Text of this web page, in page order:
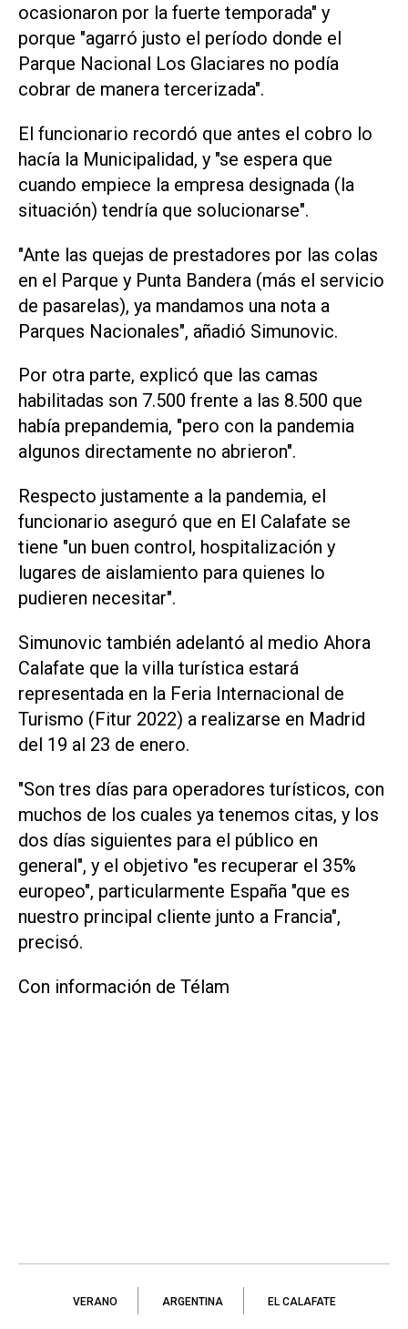
ocasionaron por la fuerte temporada" y
porque "agarró justo el período donde el
Parque Nacional Los Glaciares no podía
cobrar de manera tercerizada".
El funcionario recordó que antes el cobro lo
hacía la Municipalidad, y "se espera que
cuando empiece la empresa designada (la
situación) tendría que solucionarse".
"Ante las quejas de prestadores por las colas
en el Parque y Punta Bandera (más el servicio
de pasarelas), ya mandamos una nota a
Parques Nacionales", añadió Simunovic.
Por otra parte, explicó que las camas
habilitadas son 7.500 frente a las 8.500 que
había prepandemia, "pero con la pandemia
algunos directamente no abrieron".
Respecto justamente a la pandemia, el
funcionario aseguró que en El Calafate se
tiene "un buen control, hospitalización y
lugares de aislamiento para quienes lo
pudieren necesitar".
Simunovic también adelantó al medio Ahora
Calafate que la villa turística estará
representada en la Feria Internacional de
Turismo (Fitur 2022) a realizarse en Madrid
del 19 al 23 de enero.
"Son tres días para operadores turísticos, con
muchos de los cuales ya tenemos citas, y los
dos días siguientes para el público en
general", y el objetivo "es recuperar el 35%
europeo", particularmente España "que es
nuestro principal cliente junto a Francia",
precisó.
Con información de Télam
VERANO ARGENTINA EL CALAFATE